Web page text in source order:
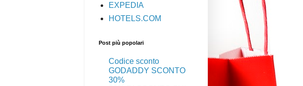
EXPEDIA
HOTELS.COM
Post più popolari
Codice sconto
GODADDY SCONTO
30%